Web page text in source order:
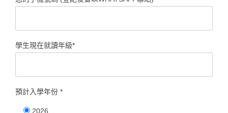
學生現在就讀年級*
預計入學年份 *
2026